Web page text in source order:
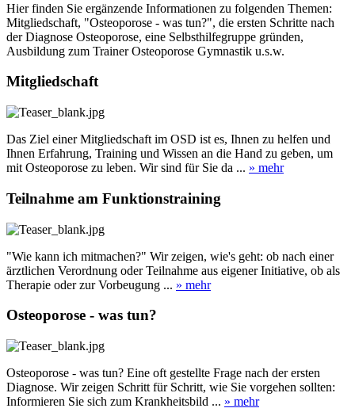
Hier finden Sie ergänzende Informationen zu folgenden Themen:
Mitgliedschaft, "Osteoporose - was tun?", die ersten Schritte nach
der Diagnose Osteoporose, eine Selbsthilfegruppe gründen,
Ausbildung zum Trainer Osteoporose Gymnastik u.s.w.
Mitgliedschaft
Das Ziel einer Mitgliedschaft im OSD ist es, Ihnen zu helfen und
Ihnen Erfahrung, Training und Wissen an die Hand zu geben, um
mit Osteoporose zu leben. Wir sind für Sie da ... » mehr
Teilnahme am Funktionstraining
"Wie kann ich mitmachen?" Wir zeigen, wie's geht: ob nach einer
ärztlichen Verordnung oder Teilnahme aus eigener Initiative, ob als
Therapie oder zur Vorbeugung ... » mehr
Osteoporose - was tun?
Osteoporose - was tun? Eine oft gestellte Frage nach der ersten
Diagnose. Wir zeigen Schritt für Schritt, wie Sie vorgehen sollten:
Informieren Sie sich zum Krankheitsbild ... » mehr